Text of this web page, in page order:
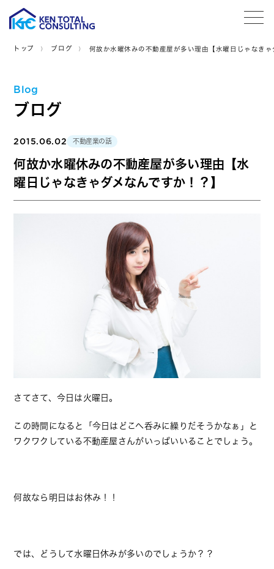
トップ ブログ 何故か水曜休みの不動産屋が多い理由【水曜日じゃなきゃ
Blog
ブログ
2015.06.02 不動産業の話
何故か水曜休みの不動産屋が多い理由【水
曜日じゃなきゃダメなんですか！？】
さてさて、今日は火曜日。
この時間になると「今日はどこへ呑みに繰りだそうかなぁ」と
ワクワクしている不動産屋さんがいっぱいいることでしょう。
何故なら明日はお休み！！
では、どうして水曜日休みが多いのでしょうか？？